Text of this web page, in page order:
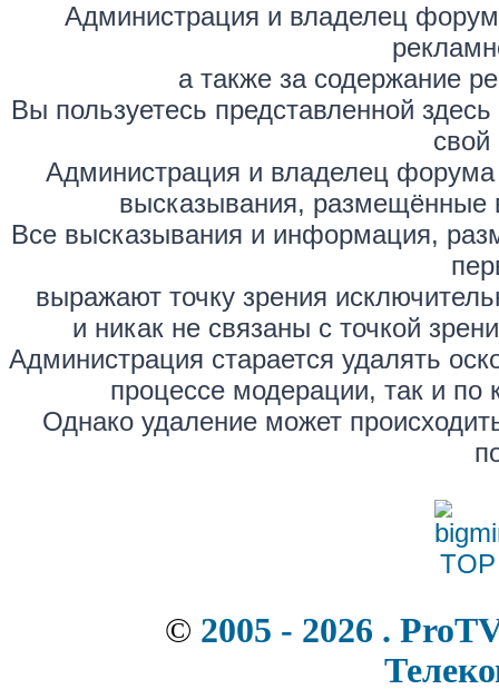
Администрация и владелец
а также за содержание
Вы пользуетесь представленной
свой
Администрация и владелец форума
высказывания, размещённые
Все высказывания и информация,
выражают точку зрения
и никак не связаны с точкой
Администрация старается удалять
процессе модерации, так и по
Однако удаление может
© 2005 - 2026 .